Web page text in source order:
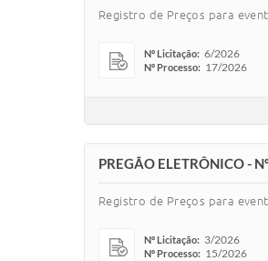
Registro de Preços para
Nº Licitação: 6/2026
Nº Processo: 17/2026
PREGÃO ELETRÔNICO -
Registro de Preços para
Nº Licitação: 3/2026
Nº Processo: 15/2026